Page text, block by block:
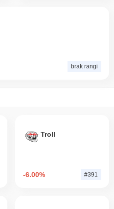
brak rangi
Troll
-6.00% #391